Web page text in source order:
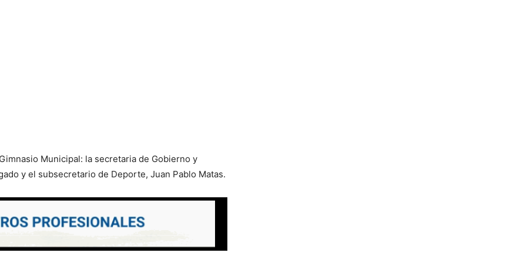
Municipal: la secretaria de Gobierno y
y el subsecretario de Deporte, Juan Pablo Matas.